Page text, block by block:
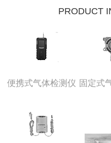
PRODUCT
便携式气体检测仪 固定式